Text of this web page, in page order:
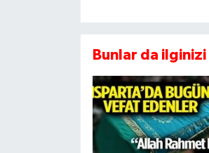
Bunlar da